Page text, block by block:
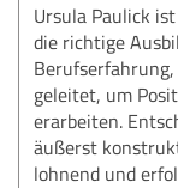
Ursula Paulick
die richtige
geleitet, um
erarbeiten.
äußerst
lohnend und